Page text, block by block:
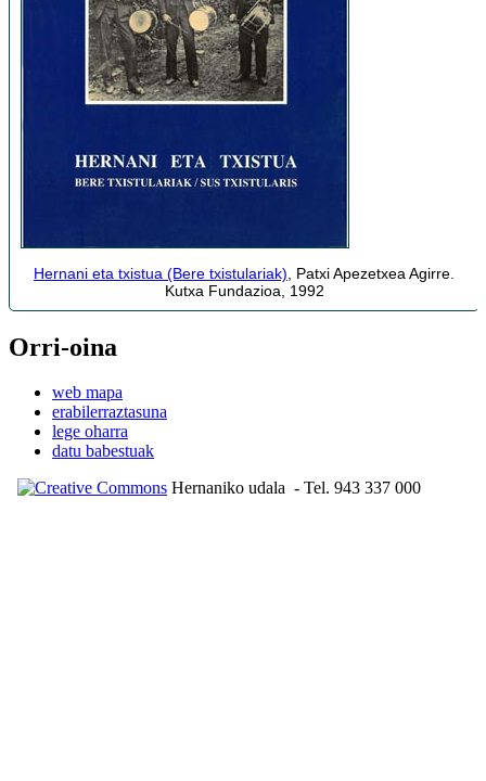
Hernani eta txistua (Bere txistulariak) , Patxi Apezetxea Agirre.
Kutxa Fundazioa, 1992
Orri-oina
web mapa
erabilerraztasuna
lege oharra
datu babestuak
Hernaniko udala - Tel. 943 337 000